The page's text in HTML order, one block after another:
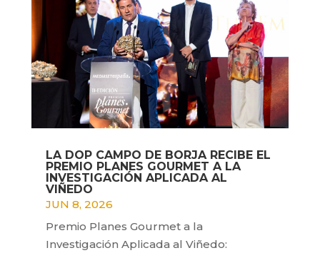
LA DOP CAMPO DE BORJA RECIBE EL
PREMIO PLANES GOURMET A LA
INVESTIGACIÓN APLICADA AL
VIÑEDO
JUN 8, 2026
Premio Planes Gourmet a la
Investigación Aplicada al Viñedo: